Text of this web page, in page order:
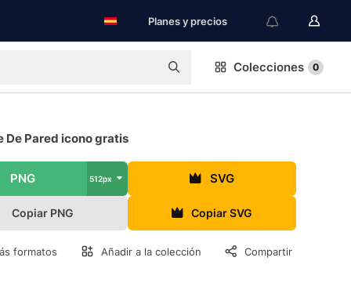
Planes y precios
Colecciones 0
De Pared icono gratis
PNG 512px SVG
Copiar PNG Copiar SVG
formatos Añadir a la colección Compartir